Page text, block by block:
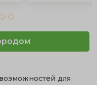
для